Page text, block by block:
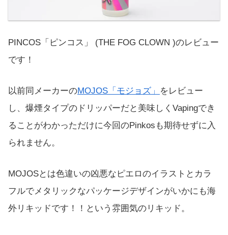
PINCOS「ピンコス」 (THE FOG CLOWN )のレビュー
です！
以前同メーカーのMOJOS「モジョズ」
をレビュー
し、爆煙タイプのドリッパーだと美味しくVapingでき
ることがわかっただけに今回のPinkosも期待せずに入
られません。
MOJOSとは色違いの凶悪なピエロのイラストとカラ
フルでメタリックなパッケージデザインがいかにも海
外リキッドです！！という雰囲気のリキッド。